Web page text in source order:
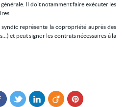
générale. Il doit notamment faire exécuter les
représente la copropriété auprès des
et peut signer les contrats nécessaires à la